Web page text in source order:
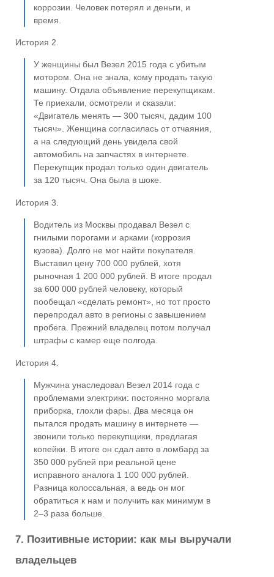
коррозии. Человек потерял и деньги, и
время.
История 2.
У женщины был Везел 2015 года с убитым
мотором. Она не знала, кому продать такую
машину. Отдала объявление перекупщикам.
Те приехали, осмотрели и сказали:
«Двигатель менять — 300 тысяч, дадим 100
тысяч». Женщина согласилась от отчаяния,
а на следующий день увидела свой
автомобиль на запчастях в интернете.
Перекупщик продал только один двигатель
за 120 тысяч. Она была в шоке.
История 3.
Водитель из Москвы продавал Везел с
гнилыми порогами и арками (коррозия
кузова). Долго не мог найти покупателя.
Выставил цену 700 000 рублей, хотя
рыночная 1 200 000 рублей. В итоге продал
за 600 000 рублей человеку, который
пообещал «сделать ремонт», но тот просто
перепродал авто в регионы с завышением
пробега. Прежний владелец потом получал
штрафы с камер еще полгода.
История 4.
Мужчина унаследовал Везел 2014 года с
проблемами электрики: постоянно моргала
приборка, глохли фары. Два месяца он
пытался продать машину в интернете —
звонили только перекупщики, предлагая
копейки. В итоге он сдал авто в ломбард за
350 000 рублей при реальной цене
исправного аналога 1 100 000 рублей.
Разница колоссальная, а ведь он мог
обратиться к нам и получить как минимум в
2–3 раза больше.
7. Позитивные истории: как мы выручали
владельцев